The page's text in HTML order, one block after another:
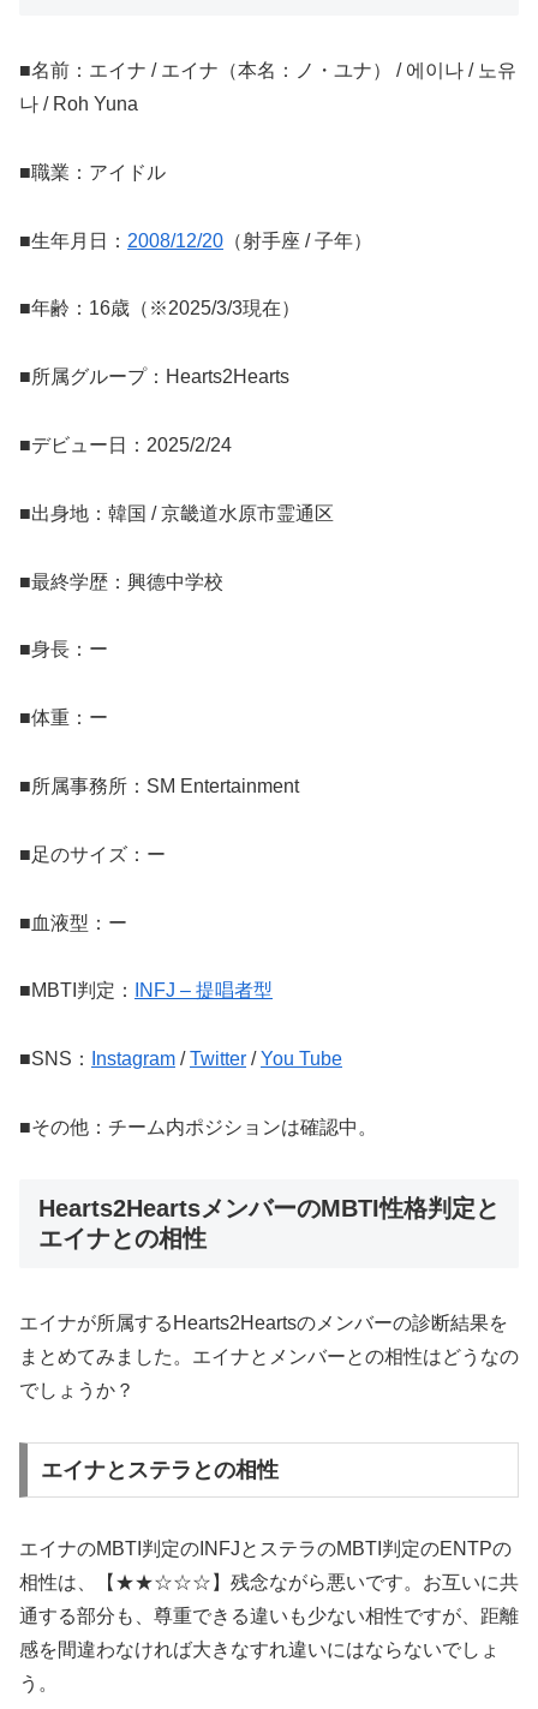
■名前：エイナ / エイナ（本名：ノ・ユナ） / 에이나 / 노유
나 / Roh Yuna
■職業：アイドル
■生年月日： 2008/12/20 （射手座 / 子年）
■年齢：16歳（※2025/3/3現在）
■所属グループ：Hearts2Hearts
■デビュー日：2025/2/24
■出身地：韓国 / 京畿道水原市霊通区
■最終学歴：興德中学校
■身長：ー
■体重：ー
■所属事務所：SM Entertainment
■足のサイズ：ー
■血液型：ー
■MBTI判定： INFJ – 提唱者型
■SNS： Instagram /Twitter /You Tube
■その他：チーム内ポジションは確認中。
Hearts2HeartsメンバーのMBTI性格判定と
エイナとの相性
エイナが所属するHearts2Heartsのメンバーの診断結果を
まとめてみました。エイナとメンバーとの相性はどうなの
でしょうか？
エイナとステラとの相性
エイナのMBTI判定のINFJとステラのMBTI判定のENTPの
相性は、【★★☆☆☆】残念ながら悪いです。お互いに共
通する部分も、尊重できる違いも少ない相性ですが、距離
感を間違わなければ大きなすれ違いにはならないでしょ
う。